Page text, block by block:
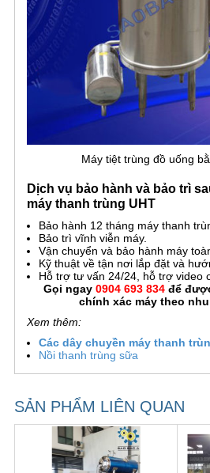
Máy tiệt trùng đồ uống
Dịch vụ bảo hành và bảo trì
máy thanh trùng UHT
Bảo hành 12 tháng máy thanh
Bảo trì vĩnh viễn máy.
Vận chuyển và bảo hành máy
Kỹ thuật về tận nơi lắp đặt và
Hỗ trợ tư vấn 24/24, hỗ trợ video
Gọi ngay0904 693 834 để
chính xác máy theo
Xem thêm:
Các dây chuyền máy thanh
Nồi thanh trùng sữa
SẢN PHẨM LIÊN QUAN